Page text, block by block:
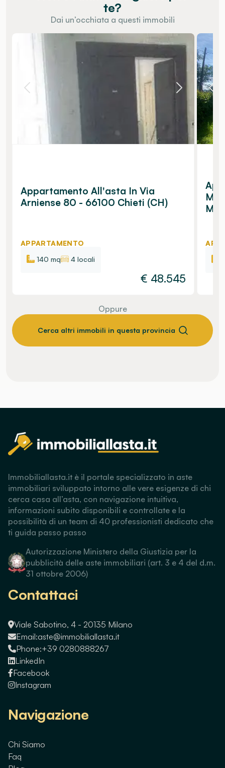
te?
Dai un’occhiata a questi immobili
Appartamento All'asta In Via
Arniense 80 - 66100 Chieti (CH)
APPARTAMENTO
140 mq
4 locali
€ 48.545
Oppure
Cerca altri immobili in questa provincia
Immobiliallasta.it è il portale specializzato in aste
immobiliari sviluppato intorno alle vere esigenze di chi
cerca casa all’asta, con navigazione intuitiva,
informazioni subito disponibili e controllate e la
possibilità di un team di 40 professionisti dedicato che
ti guida passo passo
Autorizzazione Ministero della Giustizia per la
pubblicità delle aste immobiliari (art. 3 e 4 del d.m.
31 ottobre 2006)
Contattaci
Viale Sabotino, 4 - 20135 Milano
Email:aste@immobiliallasta.it
Phone:+39 0280888267
LinkedIn
Facebook
Instagram
Navigazione
Chi Siamo
Faq